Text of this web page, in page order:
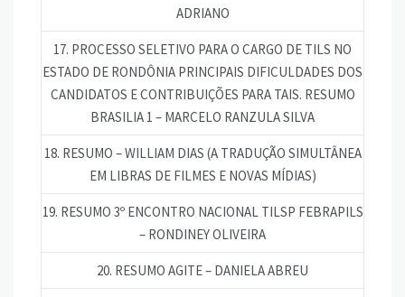
ADRIANO
17. PROCESSO SELETIVO PARA O CARGO DE TILS NO
ESTADO DE RONDÔNIA PRINCIPAIS DIFICULDADES DOS
CANDIDATOS E CONTRIBUIÇÕES PARA TAIS. RESUMO
BRASILIA 1 – MARCELO RANZULA SILVA
18. RESUMO – WILLIAM DIAS (A TRADUÇÃO SIMULTÂNEA
EM LIBRAS DE FILMES E NOVAS MÍDIAS)
19. RESUMO 3º ENCONTRO NACIONAL TILSP FEBRAPILS
– RONDINEY OLIVEIRA
20. RESUMO AGITE – DANIELA ABREU